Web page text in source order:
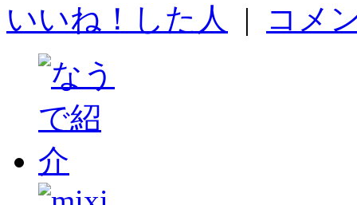
いいね！した人
| コメ